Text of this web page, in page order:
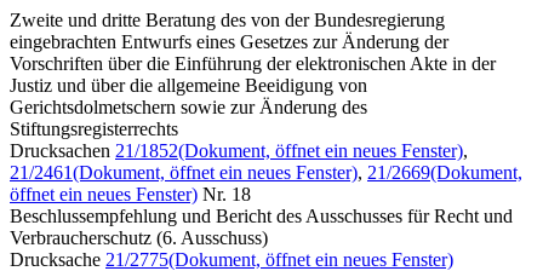
Zweite und dritte Beratung des von der Bundesregierung
eingebrachten Entwurfs eines Gesetzes zur Änderung der
Vorschriften über die Einführung der elektronischen Akte in der
Justiz und über die allgemeine Beeidigung von
Gerichtsdolmetschern sowie zur Änderung des
Stiftungsregisterrechts
Drucksachen 21/1852(Dokument, öffnet ein neues Fenster),
21/2461(Dokument, öffnet ein neues Fenster), 21/2669(Dokument,
öffnet ein neues Fenster) Nr. 18
Beschlussempfehlung und Bericht des Ausschusses für Recht und
Verbraucherschutz (6. Ausschuss)
Drucksache 21/2775(Dokument, öffnet ein neues Fenster)